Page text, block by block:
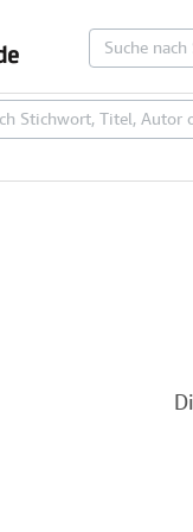
BücherKunst